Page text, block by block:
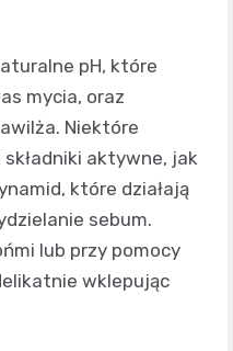
pH, które
mycia, oraz
Niektóre
aktywne, jak
które działają
sebum.
lub przy pomocy
wklepując